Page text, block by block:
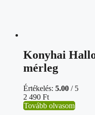
Konyhai
mérleg
Értékelés: 5.00 / 5
2 490 Ft
Tovább olvasom